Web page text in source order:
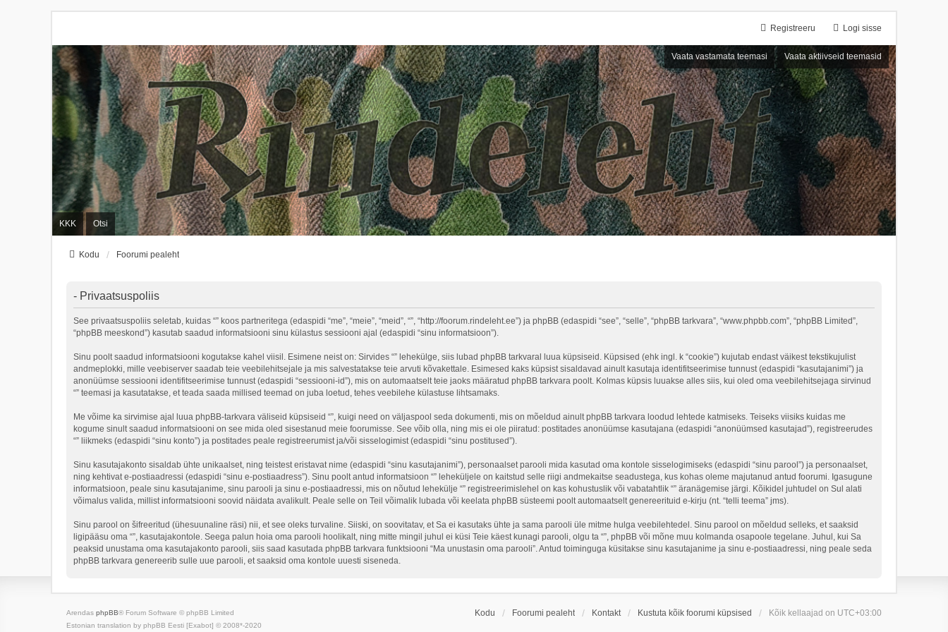
Logi sisse
Registreeru
Vaata vastamata teemasi Vaata aktiivseid teemasid
KKK Otsi
Kodu Foorumi pealeht
- Privaatsuspoliis
See privaatsuspoliis seletab, kuidas “” koos partneritega (edaspidi “me”, “meie”, “meid”, “”, “http://foorum.rindeleht.ee”) ja phpBB (edaspidi “see”, “selle”, “phpBB tarkvara”, “www.phpbb.com”, “phpBB Limited”,
“phpBB meeskond”) kasutab saadud informatsiooni sinu külastus sessiooni ajal (edaspidi “sinu informatsioon”).
Sinu poolt saadud informatsiooni kogutakse kahel viisil. Esimene neist on: Sirvides “” lehekülge, siis lubad phpBB tarkvaral luua küpsiseid. Küpsised (ehk ingl. k “cookie”) kujutab endast väikest tekstikujulist
andmeplokki, mille veebiserver saadab teie veebilehitsejale ja mis salvestatakse teie arvuti kõvakettale. Esimesed kaks küpsist sisaldavad ainult kasutaja identifitseerimise tunnust (edaspidi “kasutajanimi”) ja
anonüümse sessiooni identifitseerimise tunnust (edaspidi “sessiooni-id”), mis on automaatselt teie jaoks määratud phpBB tarkvara poolt. Kolmas küpsis luuakse alles siis, kui oled oma veebilehitsejaga sirvinud
“” teemasi ja kasutatakse, et teada saada millised teemad on juba loetud, tehes veebilehe külastuse lihtsamaks.
Me võime ka sirvimise ajal luua phpBB-tarkvara väliseid küpsiseid “”, kuigi need on väljaspool seda dokumenti, mis on mõeldud ainult phpBB tarkvara loodud lehtede katmiseks. Teiseks viisiks kuidas me
kogume sinult saadud informatsiooni on see mida oled sisestanud meie foorumisse. See võib olla, ning mis ei ole piiratud: postitades anonüümse kasutajana (edaspidi “anonüümsed kasutajad”), registreerudes
“” liikmeks (edaspidi “sinu konto”) ja postitades peale registreerumist ja/või sisselogimist (edaspidi “sinu postitused”).
Sinu kasutajakonto sisaldab ühte unikaalset, ning teistest eristavat nime (edaspidi “sinu kasutajanimi”), personaalset parooli mida kasutad oma kontole sisselogimiseks (edaspidi “sinu parool”) ja personaalset,
ning kehtivat e-postiaadressi (edaspidi “sinu e-postiaadress”). Sinu poolt antud informatsioon “” leheküljele on kaitstud selle riigi andmekaitse seadustega, kus kohas oleme majutanud antud foorumi. Igasugune
informatsioon, peale sinu kasutajanime, sinu parooli ja sinu e-postiaadressi, mis on nõutud lehekülje “” registreerimislehel on kas kohustuslik või vabatahtlik “” äranägemise järgi. Kõikidel juhtudel on Sul alati
võimalus valida, millist informatsiooni soovid näidata avalikult. Peale selle on Teil võimalik lubada või keelata phpBB süsteemi poolt automaatselt genereerituid e-kirju (nt. “telli teema” jms).
Sinu parool on šifreeritud (ühesuunaline räsi) nii, et see oleks turvaline. Siiski, on soovitatav, et Sa ei kasutaks ühte ja sama parooli üle mitme hulga veebilehtedel. Sinu parool on mõeldud selleks, et saaksid
ligipääsu oma “”, kasutajakontole. Seega palun hoia oma parooli hoolikalt, ning mitte mingil juhul ei küsi Teie käest kunagi parooli, olgu ta “”, phpBB või mõne muu kolmanda osapoole tegelane. Juhul, kui Sa
peaksid unustama oma kasutajakonto parooli, siis saad kasutada phpBB tarkvara funktsiooni “Ma unustasin oma parooli”. Antud toiminguga küsitakse sinu kasutajanime ja sinu e-postiaadressi, ning peale seda
phpBB tarkvara genereerib sulle uue parooli, et saaksid oma kontole uuesti siseneda.
Kodu Foorumi pealeht Kontakt Kustuta kõik foorumi küpsised Kõik kellaajad on UTC+03:00
Arendas phpBB® Forum Software © phpBB Limited
Estonian translation by phpBB Eesti [Exabot] © 2008*-2020